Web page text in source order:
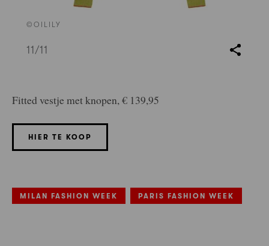
©OILILY
11 /11
Fitted vestje met knopen, € 139,95
HIER TE KOOP
MILAN FASHION WEEK PARIS FASHION WEEK